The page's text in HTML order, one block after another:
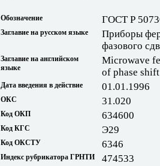
Обозначение ГОСТ Р
Заглавие на русском языке
Приборы
фазового
Заглавие на английском
языке
Microwave
of phase
Дата введения в действие 01.01.1996
ОКС 31.020
Код ОКП 634600
Код КГС Э29
Код ОКСТУ 6346
Индекс рубрикатора ГРНТИ 474533